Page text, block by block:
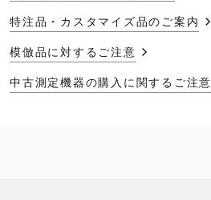
特注品・カスタマイズ品のご案内
模倣品に対するご注意
中古測定機器の購入に関するご注意